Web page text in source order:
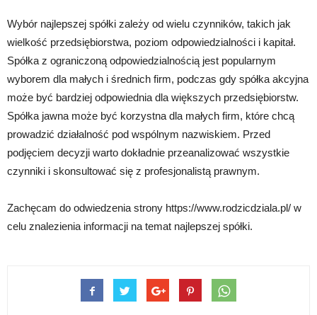
Wybór najlepszej spółki zależy od wielu czynników, takich jak
wielkość przedsiębiorstwa, poziom odpowiedzialności i kapitał.
Spółka z ograniczoną odpowiedzialnością jest popularnym
wyborem dla małych i średnich firm, podczas gdy spółka akcyjna
może być bardziej odpowiednia dla większych przedsiębiorstw.
Spółka jawna może być korzystna dla małych firm, które chcą
prowadzić działalność pod wspólnym nazwiskiem. Przed
podjęciem decyzji warto dokładnie przeanalizować wszystkie
czynniki i skonsultować się z profesjonalistą prawnym.
Zachęcam do odwiedzenia strony https://www.rodzicdziala.pl/ w
celu znalezienia informacji na temat najlepszej spółki.